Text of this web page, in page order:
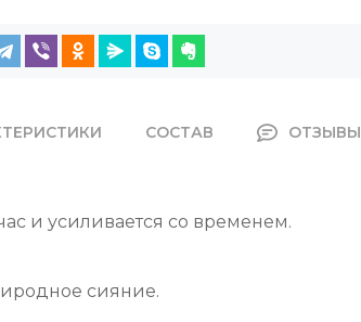
СОСТАВ ОТЗЫВЫ
и усиливается со временем.
сияние.